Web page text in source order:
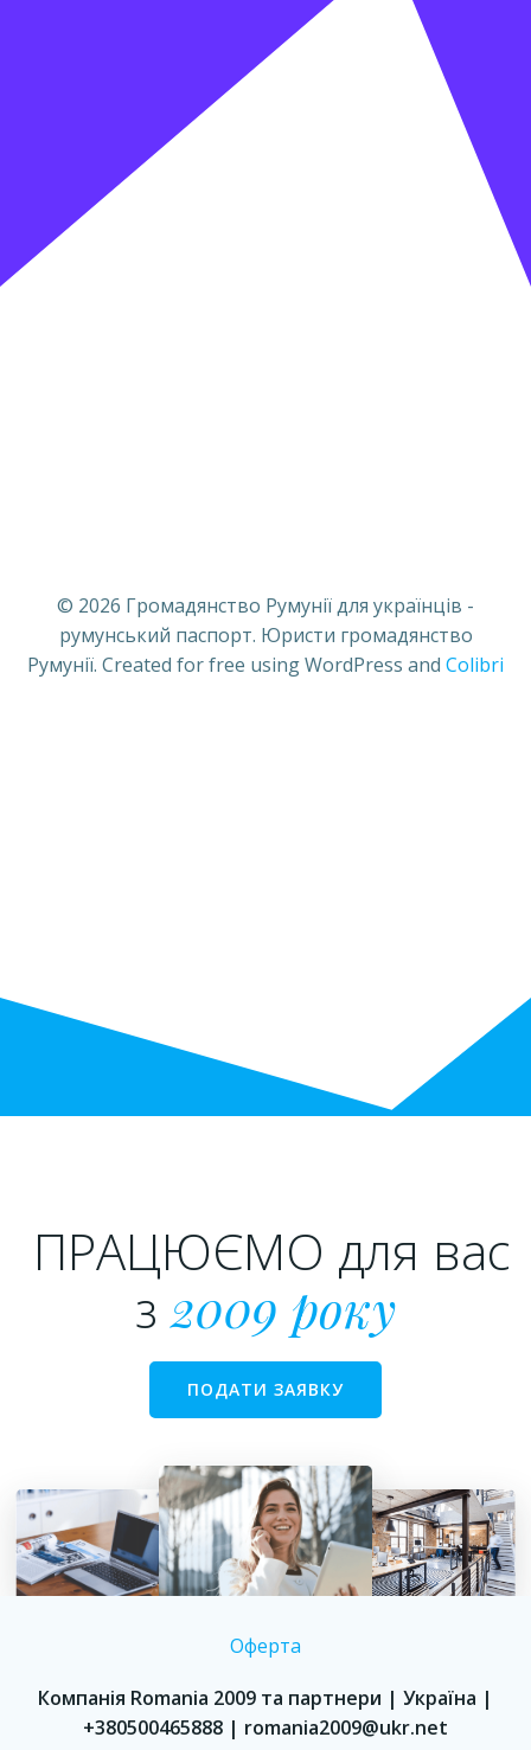
© 2026 Громадянство Румунії для українців -
румунський паспорт. Юристи громадянство
Румунії. Created for free using WordPress and Colibri
ПРАЦЮЄМО для вас
з2009 року
ПОДАТИ ЗАЯВКУ
Оферта
Компанія Romania 2009 та партнери | Україна |
+380500465888 | romania2009@ukr.net